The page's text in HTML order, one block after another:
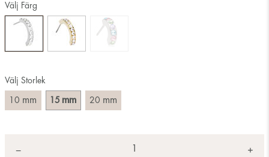
Välj Storlek
10 mm 15 mm 20 mm
Välj Färg
− +